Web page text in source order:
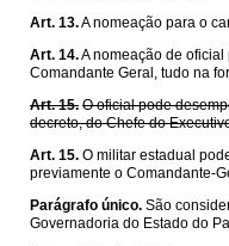
Art. 13.A nomeação para o
Art. 14.A nomeação de
Comandante Geral, tudo na
Art. 15. O oficial pode
decreto, do Chefe do
Art. 15. O militar estadual
previamente o Comandante-
Parágrafo único. São
Governadoria do Estado do